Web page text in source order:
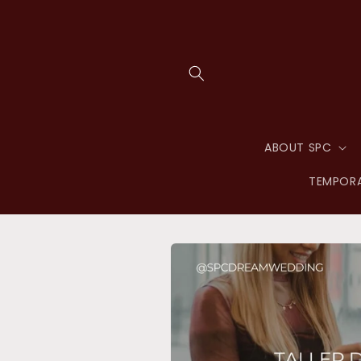
ABOUT SPC
Skip to
product
information